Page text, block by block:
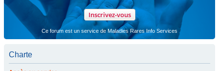
Inscrivez-vous
Ce forum est un service de Maladies Rares Info Services
Charte